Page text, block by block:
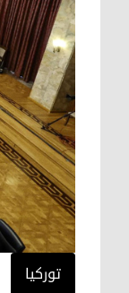
تورکیا